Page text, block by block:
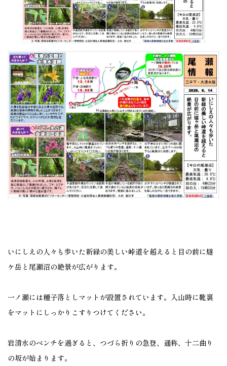
いにしえの人々も歩いた新緑の美しい峠道を越えると目の前に燧
ケ岳と尾瀬沼の絶景が広がります。
一ノ瀬には種子落としマットが設置されています。入山時に靴裏
をマットにしっかりこすりつけてください。
岩清水のベンチを過ぎると、つづら折りの急登、通称、十二曲り
の坂が始まります。